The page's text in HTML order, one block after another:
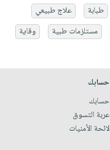
طبابة
علاج طبيعي
مستلزمات طبية وقاية
حسابك
حسابك
عربة التسوق
لائحة الأمنيات